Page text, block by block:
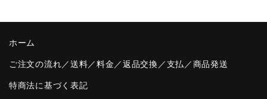
ホーム
ご注文の流れ／送料／料金／返品交換／支払／商品発送
特商法に基づく表記